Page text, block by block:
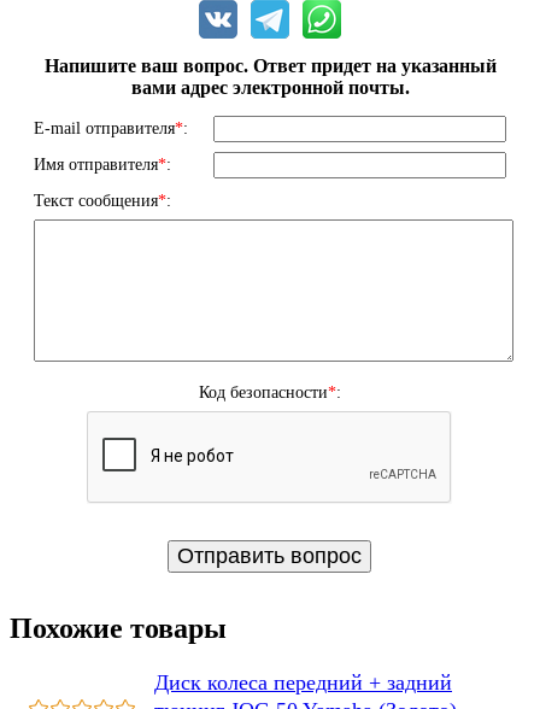
Напишите ваш вопрос. Ответ придет на указанный
вами адрес электронной почты.
E-mail отправителя*:
Имя отправителя*:
Текст сообщения*:
Код безопасности*:
Похожие товары
Диск колеса передний + задний